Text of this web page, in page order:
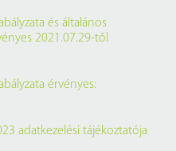
és általános
2021.07.29-től
érvényes:
adatkezelési tájékoztatója